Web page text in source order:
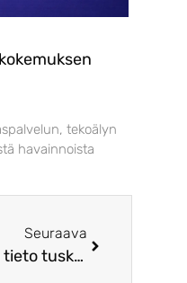
tekoälyn
havainnoista
Seuraava
Liika tieto tuskaa lisää, myös perehdyttämisessä!